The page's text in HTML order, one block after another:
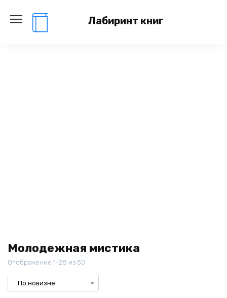
содержанию
Лабиринт книг
Молодежная мистика
Отображение 1–28 из 50